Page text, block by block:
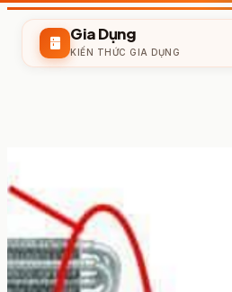
kitchen Gia Dụng
KIẾN THỨC GIA DỤNG